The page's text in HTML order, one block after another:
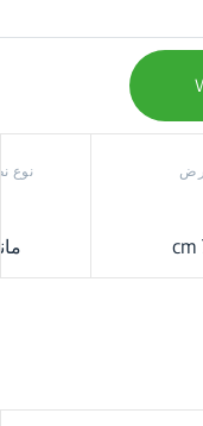
نوع